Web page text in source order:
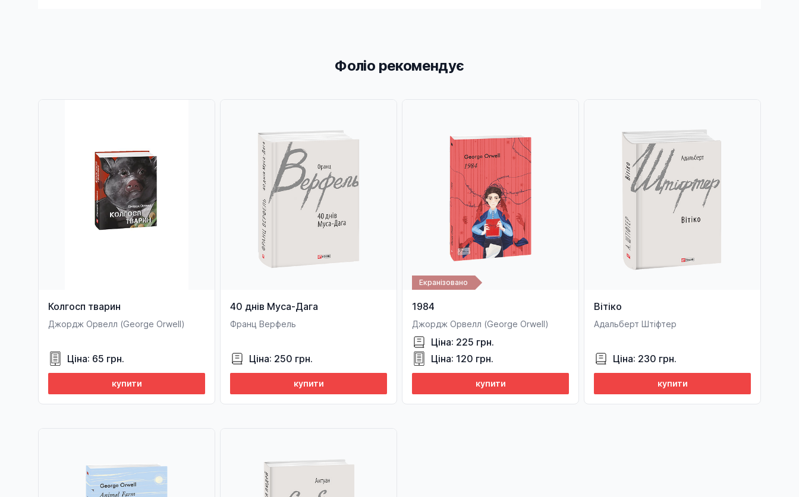
Фоліо рекомендує
Колгосп тварин
Джордж Орвелл (George Orwell)
Ціна: 65 грн.
купити
40 днів Муса-Дага
Франц Верфель
Ціна: 250 грн.
купити
Екранізовано
1984
Джордж Орвелл (George Orwell)
Ціна: 225 грн.
Ціна: 120 грн.
купити
Вітіко
Адальберт Штіфтер
Ціна: 230 грн.
купити